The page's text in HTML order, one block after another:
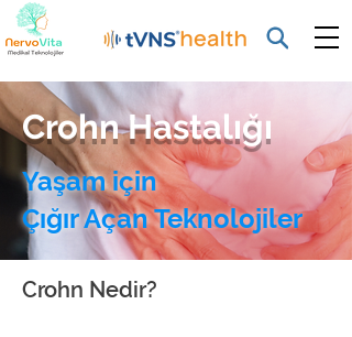
Crohn Hastalığı
Yaşam için
Çığır Açan Teknolojiler
Crohn Nedir?